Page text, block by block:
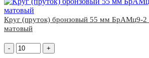
Круг (пруток) бронзовый 55 мм БрАМц9-2
матовый
- +